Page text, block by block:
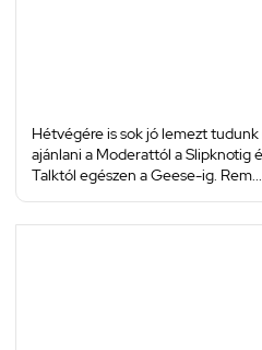
Hétvégére is sok jó lemezt
ajánlani a Moderattól a Slipknotig
Talktól egészen a Geese-ig. Rem...